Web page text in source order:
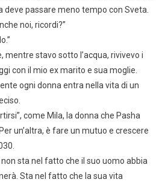
passare meno tempo con Sveta.
noi, ricordi?”
mentre stavo sotto l’acqua, rivivevo i
con il mio ex marito e sua moglie.
ogni donna entra nella vita di un
come Mila, la donna che Pasha
un’altra, è fare un mutuo e crescere
non sta nel fatto che il suo uomo abbia
Sta nel fatto che la sua vita